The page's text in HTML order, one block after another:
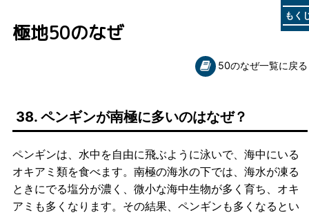
もく
極地50のなぜ
50のなぜ一覧に戻る
38. ペンギンが南極に多いのはなぜ？
ペンギンは、水中を自由に飛ぶように泳いで、海中にいる
オキアミ類を食べます。南極の海氷の下では、海水が凍る
ときにでる塩分が濃く、微小な海中生物が多く育ち、オキ
アミも多くなります。その結果、ペンギンも多くなるとい